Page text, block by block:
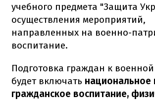
учебного предмета "Защита
осуществления мероприятий,
направленных на военно-
воспитание.
Подготовка граждан к
будет включать национальное
гражданское воспитание,